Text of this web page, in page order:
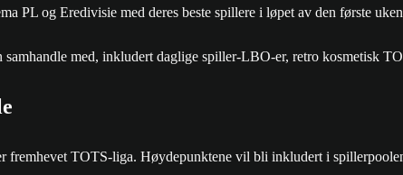
PL og Eredivisie med deres beste spillere i løpet av den første
med, inkludert daglige spiller-LBO-er, retro kosmetisk
fremhevet TOTS-liga. Høydepunktene vil bli inkludert i